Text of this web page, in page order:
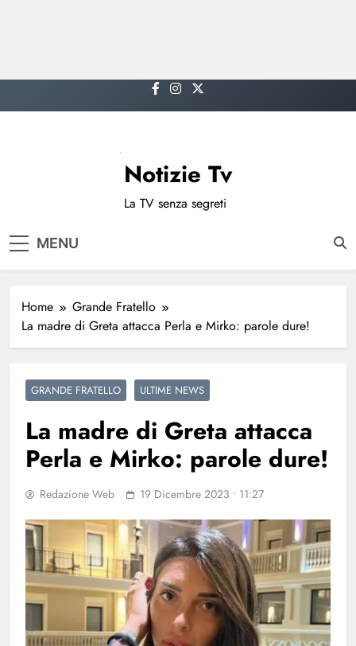
to
Notizie Tv
La TV senza segreti
MENU
Home
Grande Fratello
La madre di Greta attacca Perla e Mirko: parole dure!
GRANDE FRATELLO ULTIME NEWS
La madre di Greta attacca
Perla e Mirko: parole dure!
Redazione Web 19 Dicembre 2023 • 11:27